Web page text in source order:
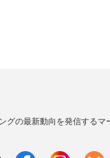
の最新動向を発信するマ